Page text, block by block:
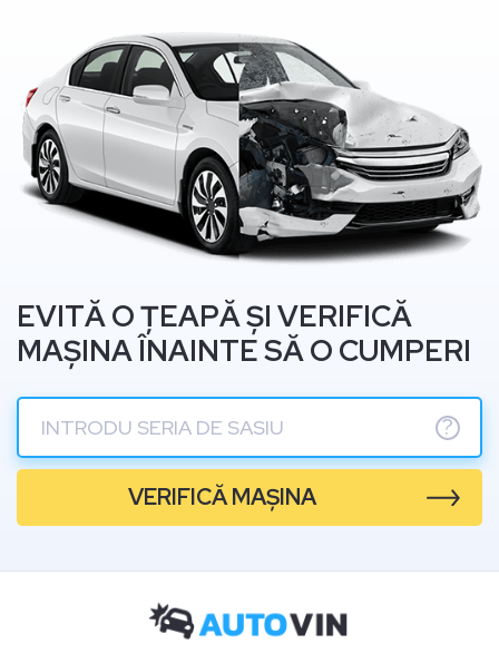
EVITĂ O ȚEAPĂ ȘI VERIFICĂ
MAȘINA ÎNAINTE SĂ O CUMPERI
?
VERIFICĂ MAȘINA